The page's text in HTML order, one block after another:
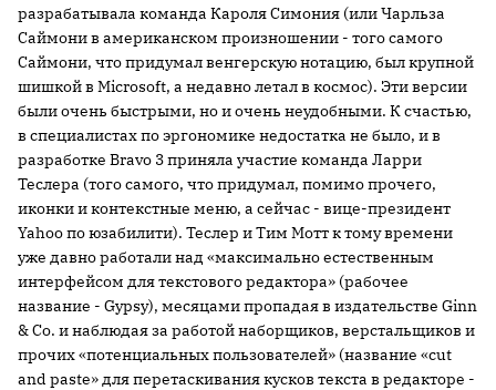
разрабатывала команда Кароля Симония (или Чарльза
Саймони в американском произношении - того самого
Саймони, что придумал венгерскую нотацию, был крупной
шишкой в Microsoft, а недавно летал в космос). Эти версии
были очень быстрыми, но и очень неудобными. К счастью,
в специалистах по эргономике недостатка не было, и в
разработке Bravo 3 приняла участие команда Ларри
Теслера (того самого, что придумал, помимо прочего,
иконки и контекстные меню, а сейчас - вице-президент
Yahoo по юзабилити). Теслер и Тим Мотт к тому времени
уже давно работали над «максимально естественным
интерфейсом для текстового редактора» (рабочее
название - Gypsy), месяцами пропадая в издательстве Ginn
& Co. и наблюдая за работой наборщиков, верстальщиков и
прочих «потенциальных пользователей» (название «cut
and paste» для перетаскивания кусков текста в редакторе -